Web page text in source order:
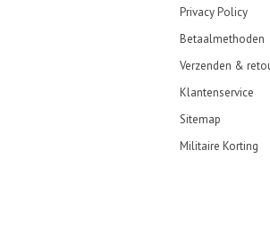
Privacy Policy
Betaalmethoden
Verzenden &
Klantenservice
Sitemap
Militaire Korting